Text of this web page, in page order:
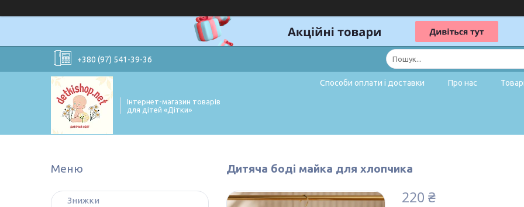
+380 (97) 541-39-36
Інтернет-магазин товарів
для дітей «Дітки»
Способи оплати і доставки Про нас
Дитяча боді майка для хлопчика
220 ₴
Знижки